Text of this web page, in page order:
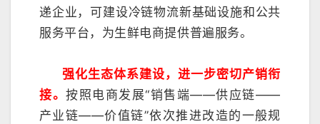
递企业，可建设冷链物流新基础设施和公共
服务平台，为生鲜电商提供普遍服务。
强化生态体系建设，进一步密切产销衔
接。按照电商发展“销售端——供应链——
产业链——价值链”依次推进改造的一般规